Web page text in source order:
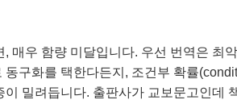
, 매우 함량 미달입니다. 우선 번역은 최
동구화를 택한다든지, 조건부 확률
이 밀려듭니다. 출판사가 교보문고인데